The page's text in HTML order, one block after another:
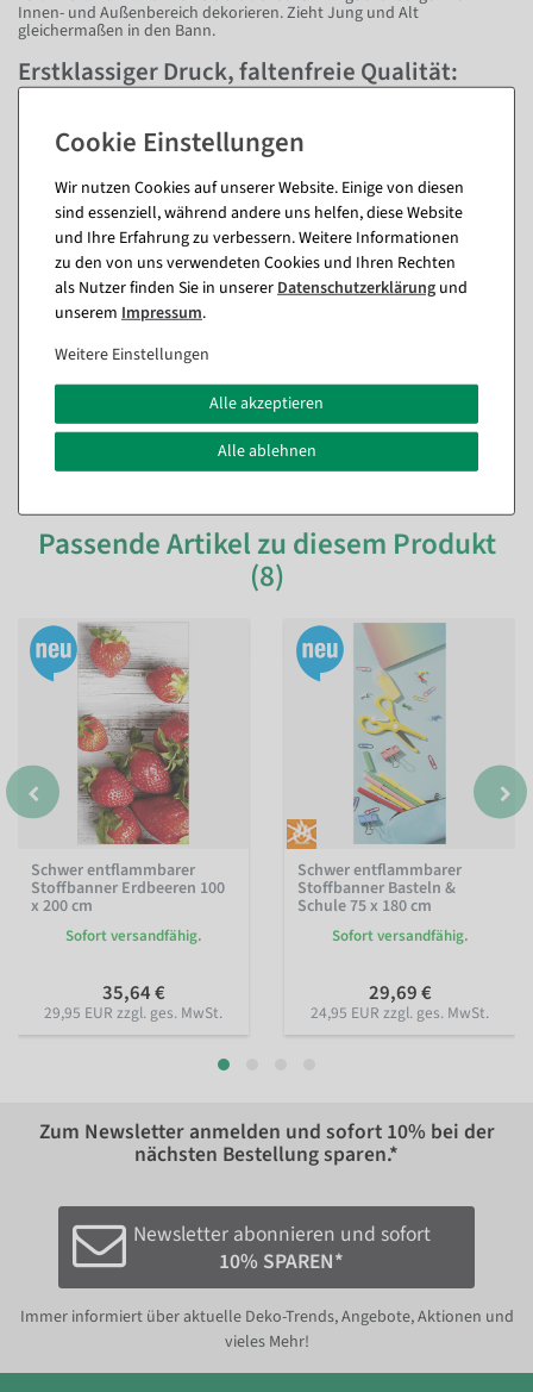
Innen- und Außenbereich dekorieren. Zieht Jung und Alt
gleichermaßen in den Bann.
Erstklassiger Druck, faltenfreie Qualität:
Unsere Motivdrucke zeigen die Natur von
ihrer schönsten Seite
Neben dem Druck muss auch die Präsentation stimmen. Dank
spezieller Vorrichtungen hängen unsere Langbahnen faltenfrei schön.
Unsere Motivdrucke sind oben und unten mit einem Hohlsaum
versehen. In Kombination mit einer Aufhänge- und
Stabilisierungsstange erzielen Sie mit wenigen Handgriffen einen
ebenmäßig glatten Fall des Fahnenstoffs. Dazu passende Stangen
finden Sie in unserem Sortiment in den Varianten Holz und Alu. Ob
Foyers, Eingangsbereiche, Messen, Veranstaltungen, Schaufenster,
Point-of-Sale, Beratungs- und Warteräume, Büros oder das eigene
Unterwasserwelt des Korallenriffs mit seinen ebenso strahlenden wie
sympathischen Bewohnern.
Fragen zum Artikel
Passende Artikel zu diesem Produkt
(8)
Schwer entflammbarer
Stoffbanner Erdbeeren 100
x 200 cm
Sofort versandfähig.
35,64 €
29,95 EUR zzgl. ges. MwSt.
Schwer entflammbarer
Stoffbanner Basteln &
Schule 75 x 180 cm
Sofort versandfähig.
29,69 €
24,95 EUR zzgl. ges. MwSt.
Zum Newsletter anmelden und sofort 10% bei der
nächsten Bestellung sparen.*
Newsletter abonnieren und sofort
10% SPAREN*
Immer informiert über aktuelle Deko-Trends, Angebote, Aktionen und
vieles Mehr!
Wir nutzen Cookies auf unserer Website. Einige von diesen
sind essenziell, während andere uns helfen, diese Website
und Ihre Erfahrung zu verbessern. Weitere Informationen
zu den von uns verwendeten Cookies und Ihren Rechten
als Nutzer finden Sie in unsererDaten­schutz­erklärung und
unserem Impressum.
Weitere Einstellungen
Alle akzeptieren
Alle ablehnen